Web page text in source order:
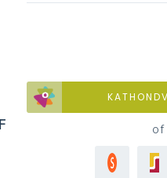
service learning
of